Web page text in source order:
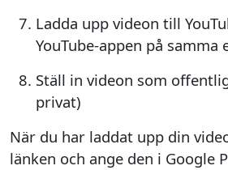
Ladda upp videon till
YouTube-appen på samma
Ställ in videon som
privat)
När du har laddat upp din
länken och ange den i Google